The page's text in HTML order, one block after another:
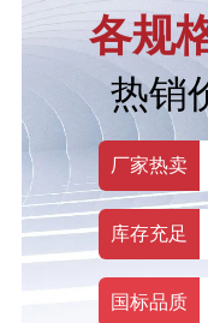
各规
热销
厂家热卖
库存充足
国标品质